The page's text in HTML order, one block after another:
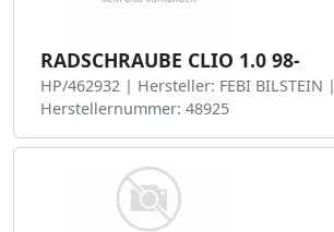
RADSCHRAUBE CLIO 1.0 98-
HP/462932 | Hersteller: FEBI BILSTEIN |
Herstellernummer: 48925